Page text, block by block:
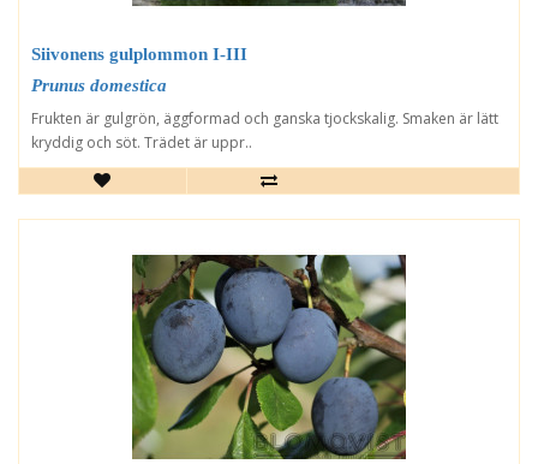
Siivonens gulplommon I-III
Prunus domestica
Frukten är gulgrön, äggformad och ganska tjockskalig. Smaken är lätt
kryddig och söt. Trädet är uppr..